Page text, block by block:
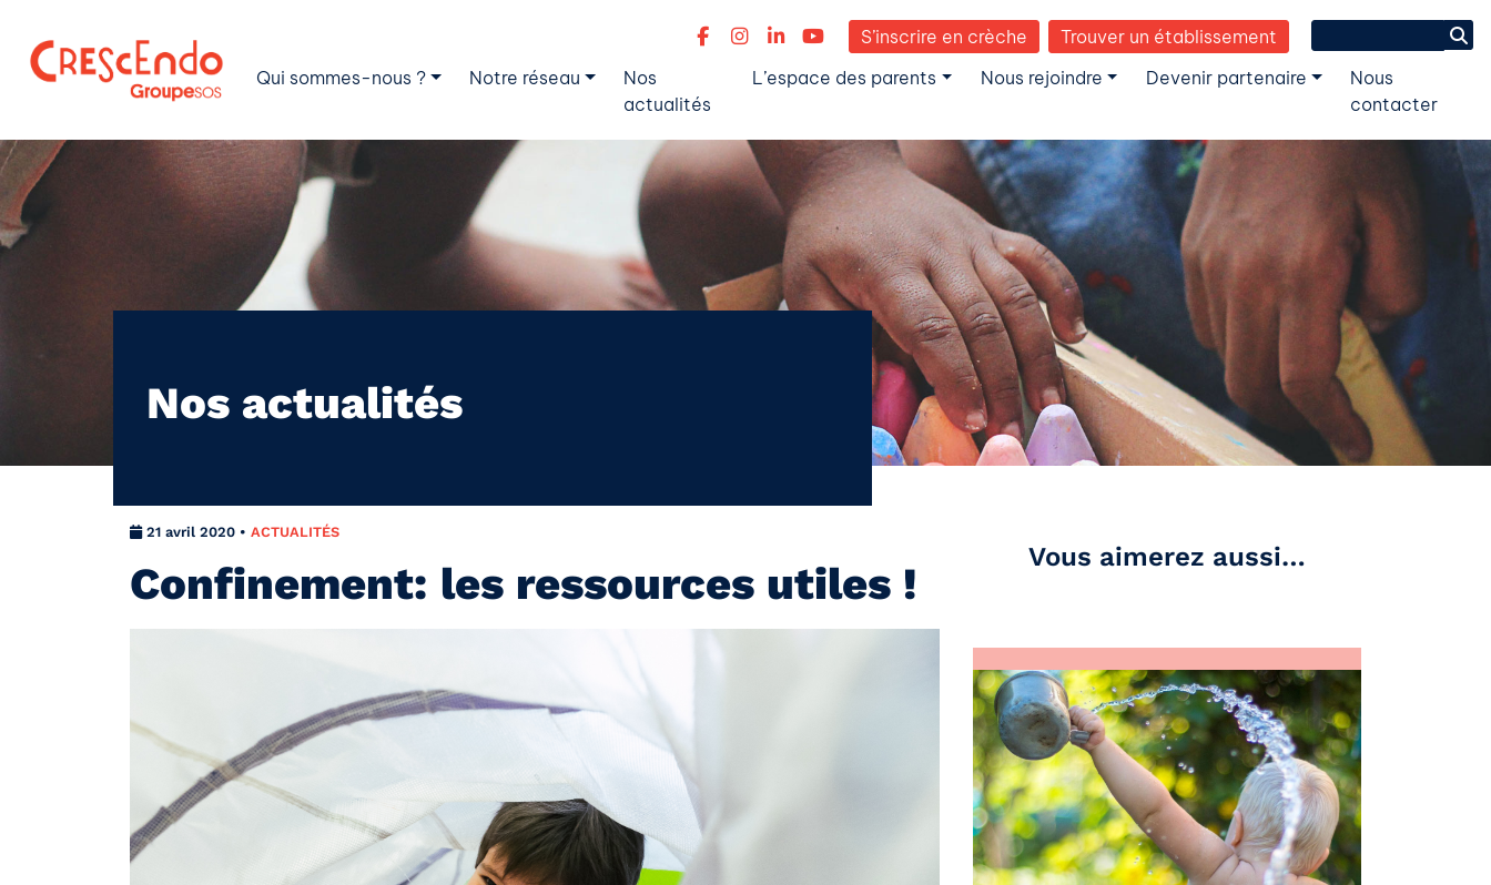
S’inscrire en crèche Trouver un établissement
Qui sommes-nous ?
Notre réseau
Nos
actualités
L’espace des parents Nous rejoindre Devenir partenaire
Nous
contacter
Nos actualités
21 avril 2020 • ACTUALITÉS
Confinement: les ressources utiles !
Vous aimerez aussi…